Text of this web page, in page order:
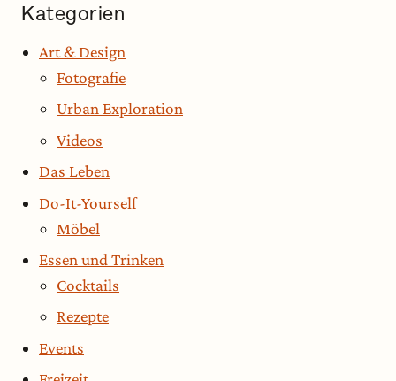
Kategorien
Art & Design
Fotografie
Urban Exploration
Videos
Das Leben
Do-It-Yourself
Möbel
Essen und Trinken
Cocktails
Rezepte
Events